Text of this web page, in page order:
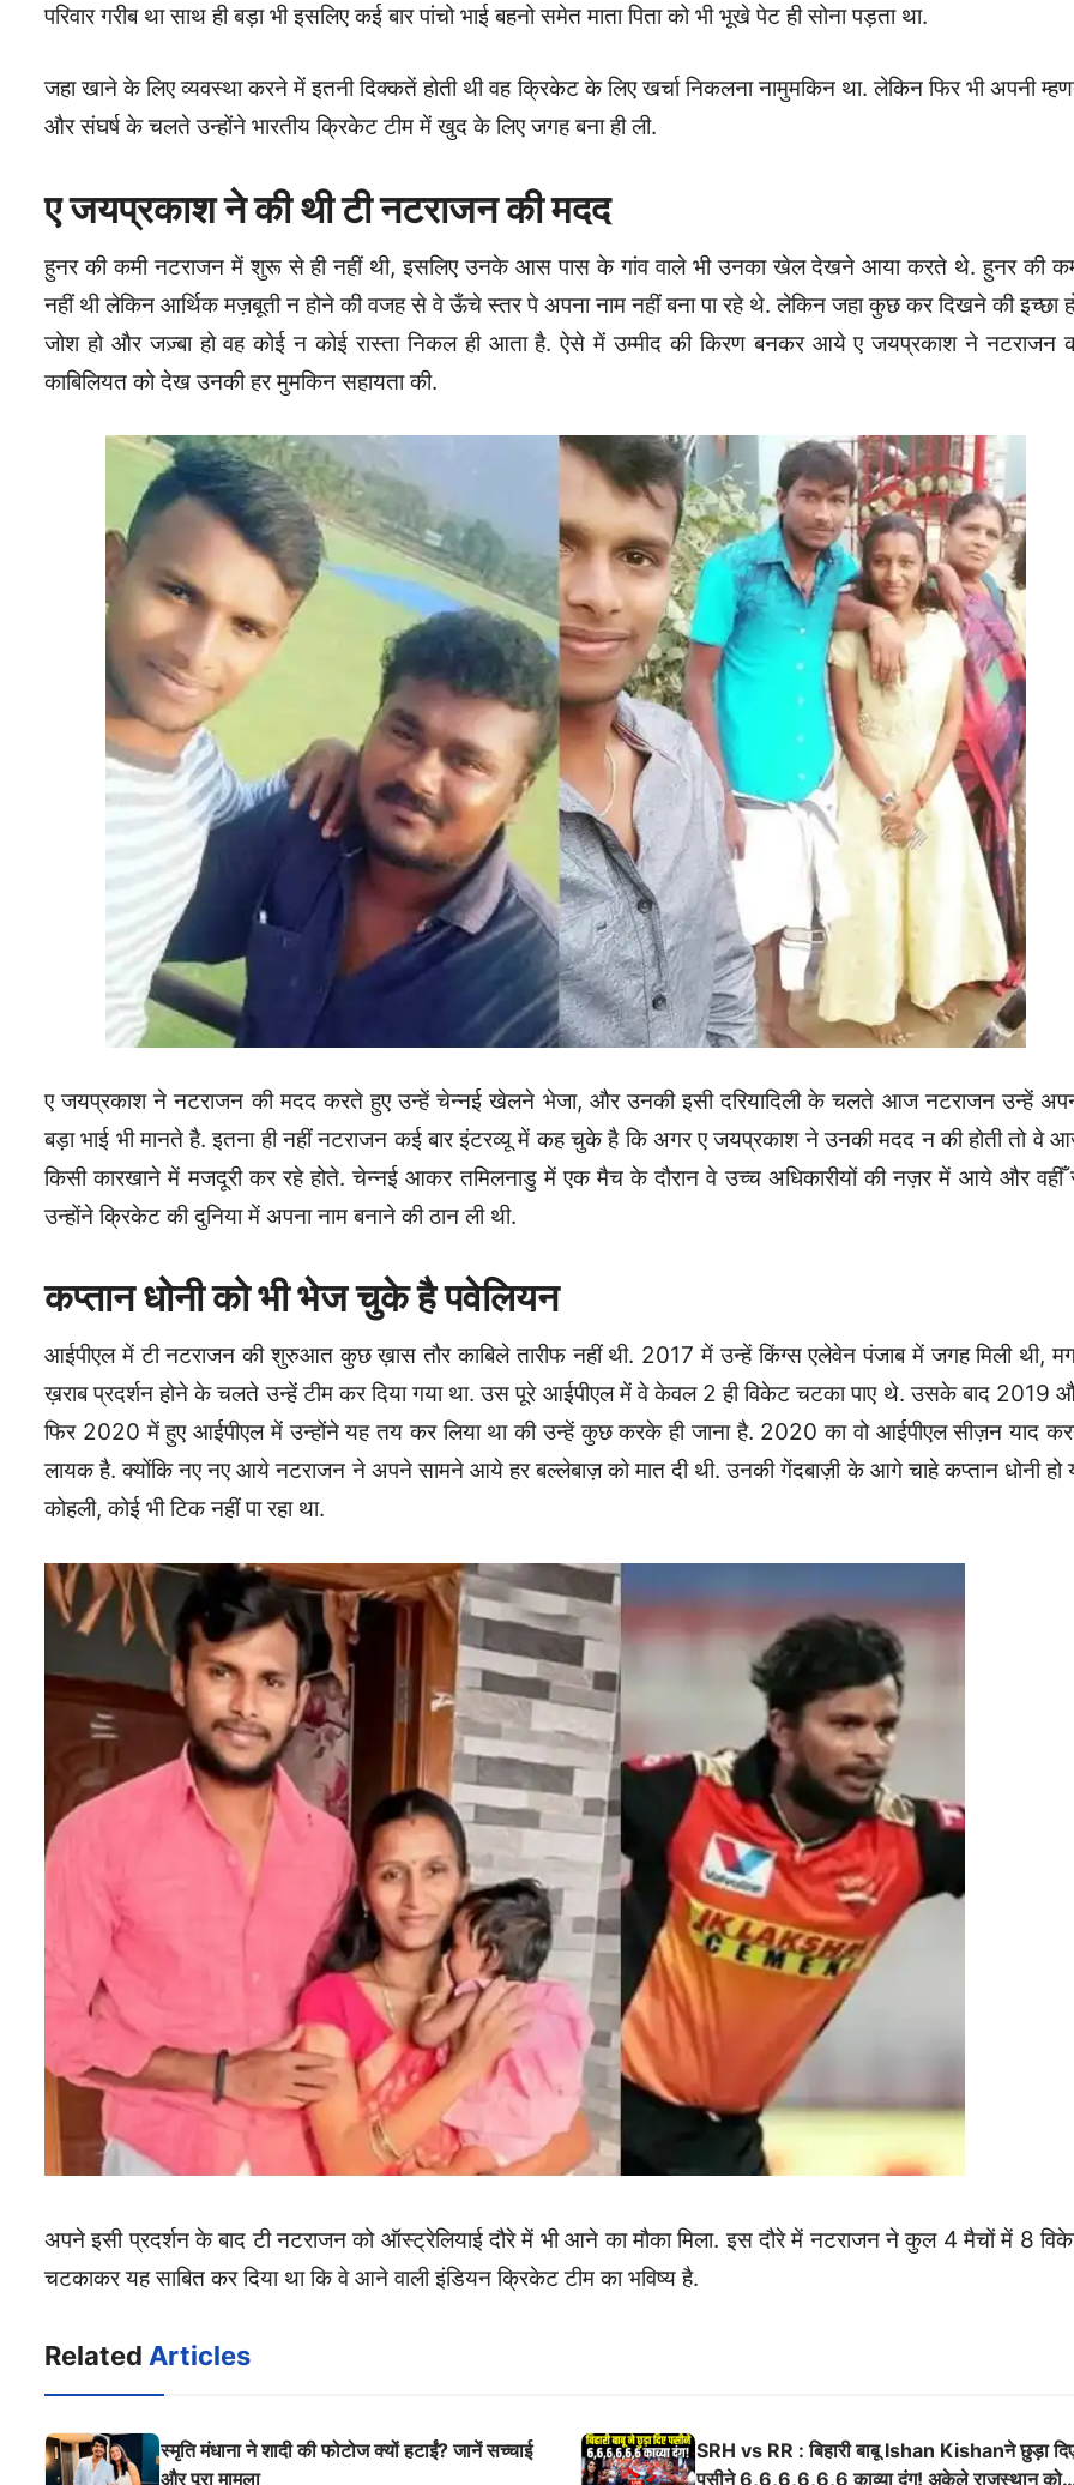
परिवार गरीब था साथ ही बड़ा भी इसलिए कई बार पांचो भाई बहनो समेत माता पिता को भी भूखे पेट ही सोना पड़ता था.
जहा खाने के लिए व्यवस्था करने में इतनी दिक्कतें होती थी वह क्रिकेट के लिए खर्चा निकलना नामुमकिन था. लेकिन फिर भी अपनी
और संघर्ष के चलते उन्होंने भारतीय क्रिकेट टीम में खुद के लिए जगह बना ही ली.
ए जयप्रकाश ने की थी टी नटराजन की मदद
हुनर की कमी नटराजन में शुरू से ही नहीं थी, इसलिए उनके आस पास के गांव वाले भी उनका खेल देखने आया करते थे. हुनर की
नहीं थी लेकिन आर्थिक मज़बूती न होने की वजह से वे ऊँचे स्तर पे अपना नाम नहीं बना पा रहे थे. लेकिन जहा कुछ कर दिखने की इच्छा
जोश हो और जज़्बा हो वह कोई न कोई रास्ता निकल ही आता है. ऐसे में उम्मीद की किरण बनकर आये ए जयप्रकाश ने नटराजन
काबिलियत को देख उनकी हर मुमकिन सहायता की.
ए जयप्रकाश ने नटराजन की मदद करते हुए उन्हें चेन्नई खेलने भेजा, और उनकी इसी दरियादिली के चलते आज नटराजन उन्हें
बड़ा भाई भी मानते है. इतना ही नहीं नटराजन कई बार इंटरव्यू में कह चुके है कि अगर ए जयप्रकाश ने उनकी मदद न की होती तो वे
किसी कारखाने में मजदूरी कर रहे होते. चेन्नई आकर तमिलनाडु में एक मैच के दौरान वे उच्च अधिकारीयों की नज़र में आये और वहीँ
उन्होंने क्रिकेट की दुनिया में अपना नाम बनाने की ठान ली थी.
कप्तान धोनी को भी भेज चुके है पवेलियन
आईपीएल में टी नटराजन की शुरुआत कुछ ख़ास तौर काबिले तारीफ नहीं थी. 2017 में उन्हें किंग्स एलेवेन पंजाब में जगह मिली थी,
ख़राब प्रदर्शन होने के चलते उन्हें टीम कर दिया गया था. उस पूरे आईपीएल में वे केवल 2 ही विकेट चटका पाए थे. उसके बाद 2019
फिर 2020 में हुए आईपीएल में उन्होंने यह तय कर लिया था की उन्हें कुछ करके ही जाना है. 2020 का वो आईपीएल सीज़न याद
लायक है. क्योंकि नए नए आये नटराजन ने अपने सामने आये हर बल्लेबाज़ को मात दी थी. उनकी गेंदबाज़ी के आगे चाहे कप्तान धोनी हो
कोहली, कोई भी टिक नहीं पा रहा था.
अपने इसी प्रदर्शन के बाद टी नटराजन को ऑस्ट्रेलियाई दौरे में भी आने का मौका मिला. इस दौरे में नटराजन ने कुल 4 मैचों में 8
चटकाकर यह साबित कर दिया था कि वे आने वाली इंडियन क्रिकेट टीम का भविष्य है.
Related Articles
स्मृति मंधाना ने शादी की फोटोज क्यों हटाईं? जानें सच्चाई
और पूरा मामला
SRH vs RR : बिहारी बाबू Ishan Kishanने छुड़ा
पसीने 6,6,6,6,6,6 काव्या दंग! अकेले राजस्थान को